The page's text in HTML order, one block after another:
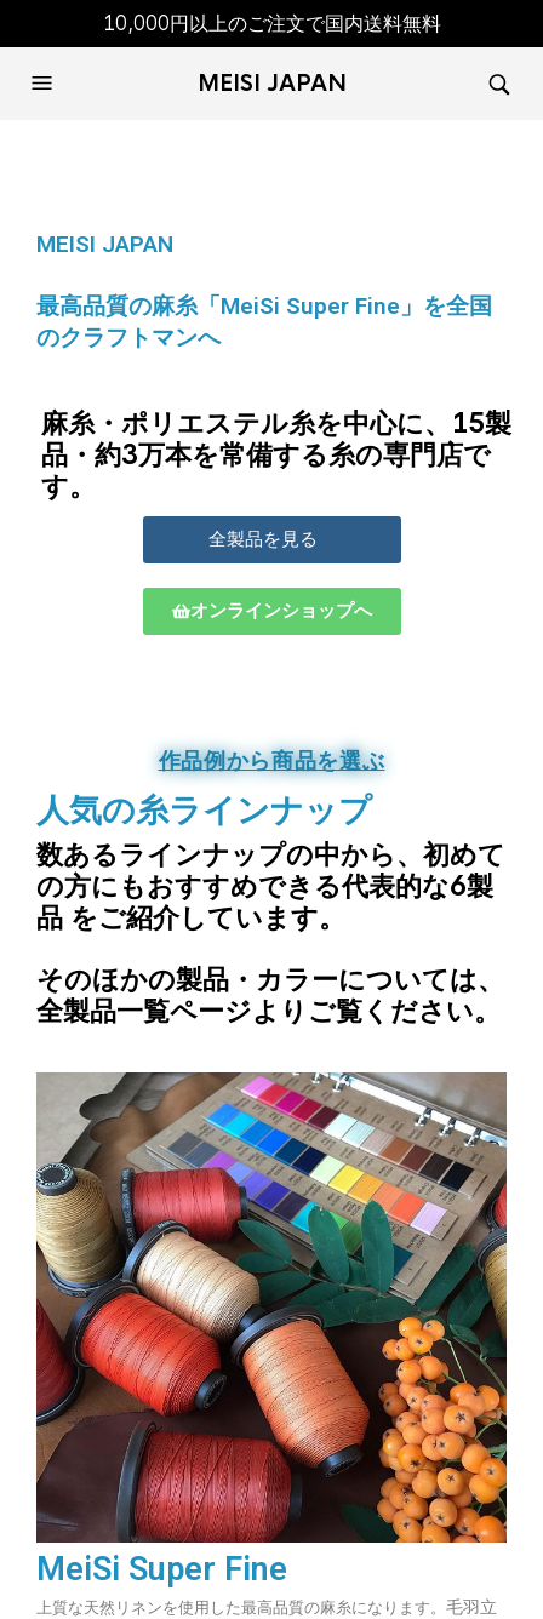
10,000円以上のご注文で国内送料無料
MEISI JAPAN
MEISI JAPAN
最高品質の麻糸「MeiSi Super Fine」を全国
のクラフトマンへ
麻糸・ポリエステル糸を中心に、15製
品・約3万本を常備する糸の専門店で
す。
全製品を見る
オンラインショップへ
作品例から商品を選ぶ
人気の糸ラインナップ
数あるラインナップの中から、 初めて
の方にもおすすめできる代表的な6製
品 をご紹介しています。
そのほかの製品・カラーについては、
全製品一覧ページよりご覧ください。
MeiSi Super Fine
上質な天然リネンを使用した最高品質の麻糸になります。 毛羽立